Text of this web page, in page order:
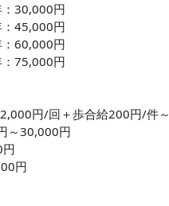
：30,000円
：45,000円
：60,000円
：75,000円
円/回＋歩合給200円/件～
～30,000円
円